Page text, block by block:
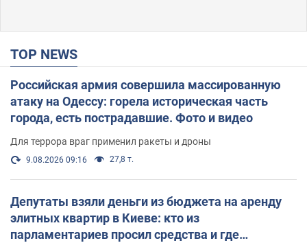
TOP NEWS
Российская армия совершила массированную
атаку на Одессу: горела историческая часть
города, есть пострадавшие. Фото и видео
Для террора враг применил ракеты и дроны
9.08.2026 09:16 27,8 т.
Депутаты взяли деньги из бюджета на аренду
элитных квартир в Киеве: кто из
парламентариев просил средства и где